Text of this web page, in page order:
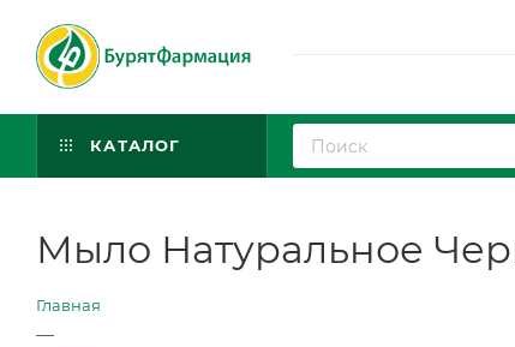
КАТАЛОГ
Мыло Натуральное
Главная
—